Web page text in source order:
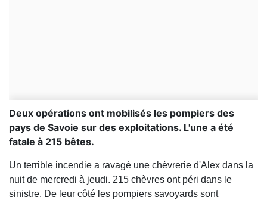
Deux opérations ont mobilisés les pompiers des
pays de Savoie sur des exploitations. L'une a été
fatale à 215 bêtes.
Un terrible incendie a ravagé une chèvrerie d'Alex dans la
nuit de mercredi à jeudi. 215 chèvres ont péri dans le
sinistre. De leur côté les pompiers savoyards sont